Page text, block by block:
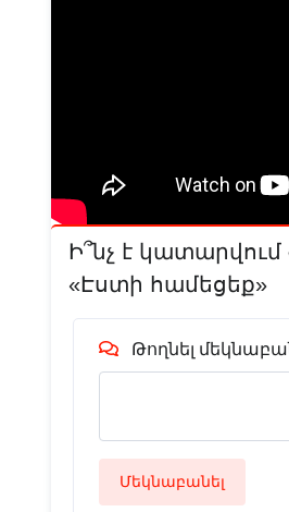
Ի՞նչ է կատարվում
«Էստի համեցեք»
Թողնել
Մեկնաբանել